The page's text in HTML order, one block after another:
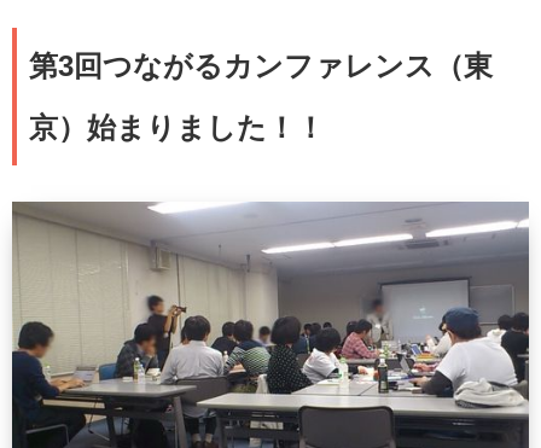
第3回つながるカンファレンス（東
京）始まりました！！